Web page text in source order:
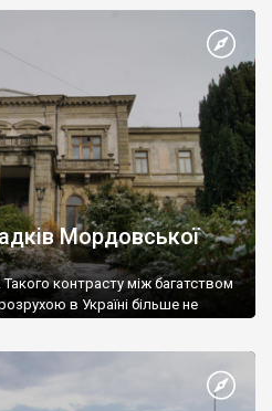
Мордовської
контрасту між багатством
в Україні більше не